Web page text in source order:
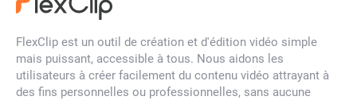
FlexClip est un outil de création et d'édition vidéo simple
mais puissant, accessible à tous. Nous aidons les
utilisateurs à créer facilement du contenu vidéo attrayant à
des fins personnelles ou professionnelles, sans aucune